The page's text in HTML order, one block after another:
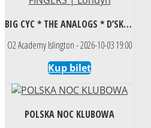
BIG CYC * THE ANALOGS * D’SKA ASSASSINS * STICKY FINGERS | Londyn
O2 Academy Islington - 2026-10-03 19:00
Kup bilet
POLSKA NOC KLUBOWA